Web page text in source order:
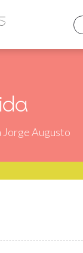
Jorge Augusto